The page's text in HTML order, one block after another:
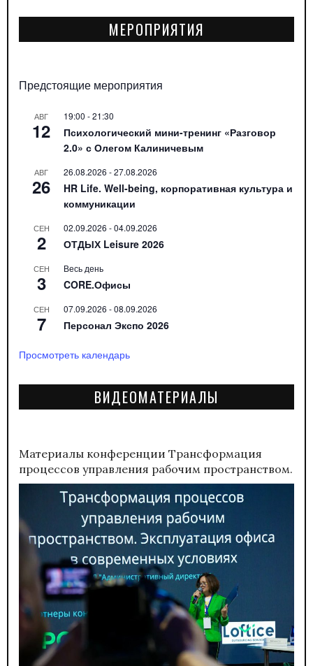
МЕРОПРИЯТИЯ
Предстоящие мероприятия
АВГ
12
19:00 -21:30
Психологический мини-тренинг «Разговор
2.0» с Олегом Калиничевым
АВГ
26
26.08.2026 -27.08.2026
HR Life. Well-being, корпоративная культура и
коммуникации
СЕН
2
02.09.2026 -04.09.2026
ОТДЫХ Leisure 2026
СЕН
3
Весь день
CORE.Офисы
СЕН
7
07.09.2026 -08.09.2026
Персонал Экспо 2026
Просмотреть календарь
ВИДЕОМАТЕРИАЛЫ
Материалы конференции Трансформация
процессов управления рабочим пространством.